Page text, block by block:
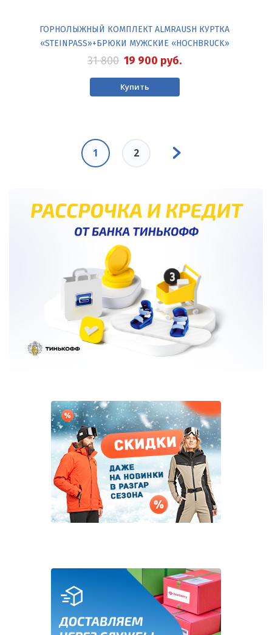
ГОРНОЛЫЖНЫЙ КОМПЛЕКТ ALMRAUSH КУРТКА
«STEINPASS»+БРЮКИ МУЖСКИЕ «HOCHBRUCK»
31 800 19 900 руб.
Купить
Текущая
1 Page
2
Следующая
страница